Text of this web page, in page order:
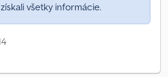
všetky informácie.